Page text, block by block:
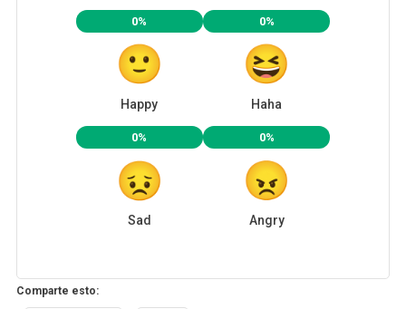
0%
Happy
0%
Haha
0%
Sad
0%
Angry
Comparte esto: